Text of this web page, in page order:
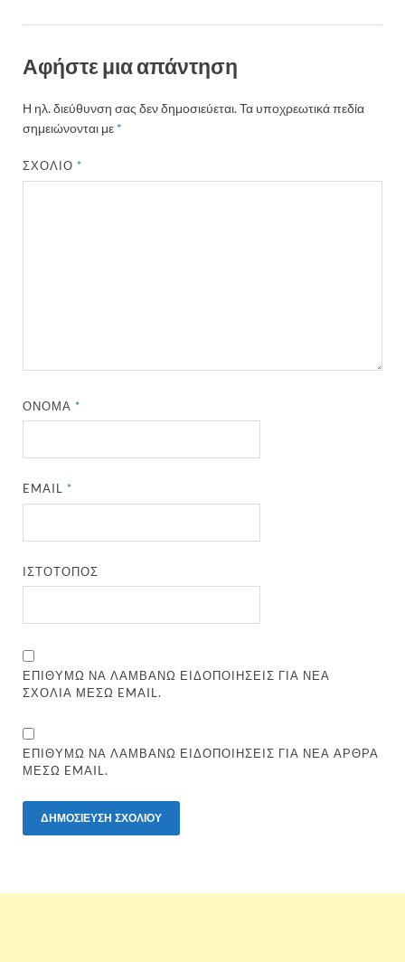
Αφήστε μια απάντηση
Η ηλ. διεύθυνση σας δεν δημοσιεύεται.Τα υποχρεωτικά πεδία
σημειώνονται με *
ΣΧΌΛΙΟ*
ΌΝΟΜΑ*
EMAIL*
ΙΣΤΌΤΟΠΟΣ
ΕΠΙΘΥΜΏ ΝΑ ΛΑΜΒΆΝΩ ΕΙΔΟΠΟΙΉΣΕΙΣ ΓΙΑ ΝΈΑ
ΣΧΌΛΙΑ ΜΈΣΩ EMAIL.
ΕΠΙΘΥΜΏ ΝΑ ΛΑΜΒΆΝΩ ΕΙΔΟΠΟΙΉΣΕΙΣ ΓΙΑ ΝΈΑ ΆΡΘΡΑ
ΜΈΣΩ EMAIL.